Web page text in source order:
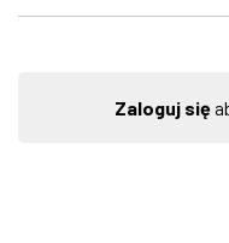
Zaloguj się